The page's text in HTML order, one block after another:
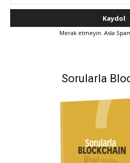
Merak etmeyin. Asla
Sorularla